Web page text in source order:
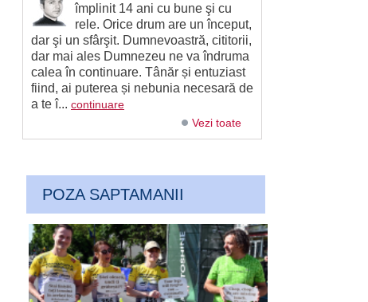
împlinit 14 ani cu bune şi cu
rele. Orice drum are un început,
dar şi un sfârşit. Dumnevoastră, cititorii,
dar mai ales Dumnezeu ne va îndruma
calea în continuare. Tânăr și entuziast
fiind, ai puterea și nebunia necesară de
a te î... continuare
Vezi toate
POZA SAPTAMANII